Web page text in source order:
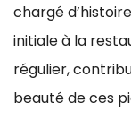
chargé
initiale à la
régulier,
beauté de ces